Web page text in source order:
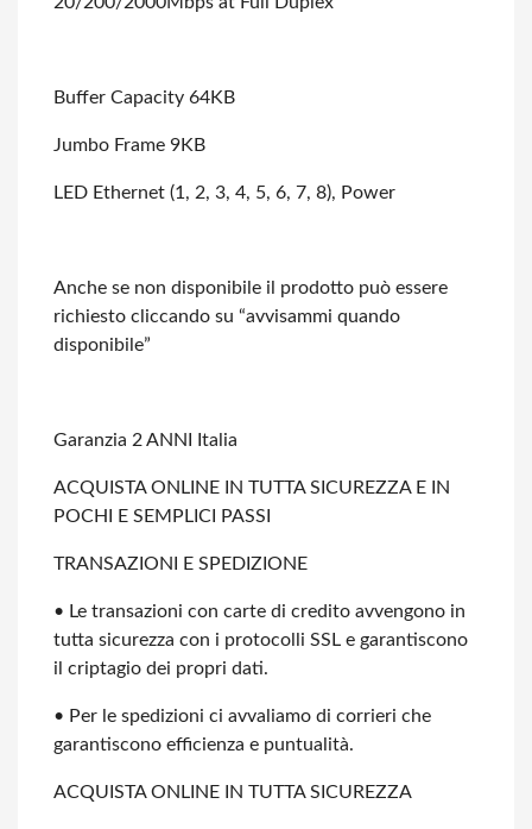
Buffer Capacity 64KB
Jumbo Frame 9KB
LED Ethernet (1, 2, 3, 4, 5, 6, 7, 8), Power
Anche se non disponibile il prodotto può essere
richiesto cliccando su “avvisammi quando
disponibile”
Garanzia 2 ANNI Italia
ACQUISTA ONLINE IN TUTTA SICUREZZA E IN
POCHI E SEMPLICI PASSI
TRANSAZIONI E SPEDIZIONE
• Le transazioni con carte di credito avvengono in
tutta sicurezza con i protocolli SSL e garantiscono
il criptagio dei propri dati.
• Per le spedizioni ci avvaliamo di corrieri che
garantiscono efficienza e puntualità.
ACQUISTA ONLINE IN TUTTA SICUREZZA